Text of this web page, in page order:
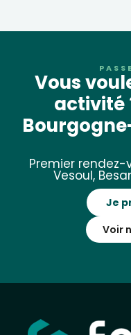
Vous
activité
Premier
Vesoul,
Je
Voir